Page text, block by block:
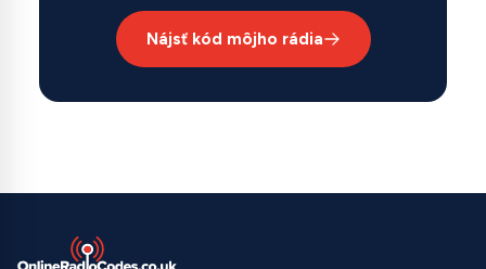
Nájsť kód môjho rádia